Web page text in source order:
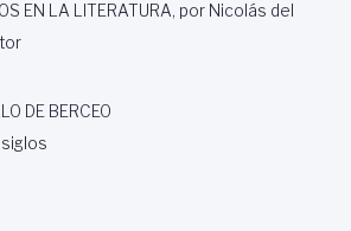
EN LA LITERATURA, por Nicolás del
DE BERCEO
siglos